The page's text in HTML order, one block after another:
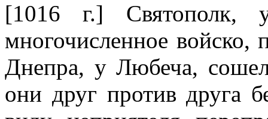
[1016 г.] Святополк,
многочисленное войско,
Днепра, у Любеча,
они друг против друга